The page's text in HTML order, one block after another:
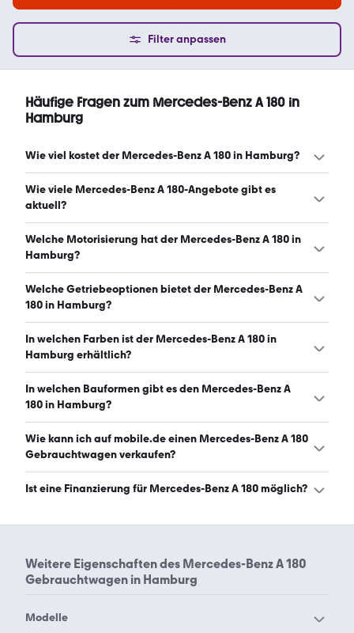
Filter anpassen
Häufige Fragen zum Mercedes-Benz A 180 in
Hamburg
Wie viel kostet der Mercedes-Benz A 180 in Hamburg?
Ein guter Preis für einen Mercedes-Benz A 180 in Hamburg
liegt zwischen 7.924 € und 24.822 €. (Stand: 7.8.2026)
Wie viele Mercedes-Benz A 180-Angebote gibt es
aktuell?
Es gibt insgesamt 142 Mercedes-Benz A 180 bei
mobile.de, davon 142 Gebraucht- und 0 Neuwagen.
Welche Motorisierung hat der Mercedes-Benz A 180 in
Hamburg?
Der Mercedes-Benz A 180 in Hamburg hat Leistungen
zwischen 109 und 136 PS. (Stand: 7.8.2026)
Welche Getriebeoptionen bietet der Mercedes-Benz A
180 in Hamburg?
Der Mercedes-Benz A 180 in Hamburg ist mit
automatischem und manuellem Getriebe erhältlich.
In welchen Farben ist der Mercedes-Benz A 180 in
Hamburg erhältlich?
Den Mercedes-Benz A 180 in Hamburg gibt es in
folgenden Farben: schwarz, grau, weiß, silber, rot, blau,
7.8.2026)
In welchen Bauformen gibt es den Mercedes-Benz A
180 in Hamburg?
Den Mercedes-Benz A 180 in Hamburg gibt es in
folgenden Bauformen: Limousine. (Stand: 7.8.2026)
Wie kann ich auf mobile.de einen Mercedes-Benz A 180
Gebrauchtwagen verkaufen?
Alle Informationen zum Verkauf an mobile.de-
Ist eine Finanzierung für Mercedes-Benz A 180 möglich?
jeweiligen Angebotsseite berechnet werden.
Weitere Eigenschaften des Mercedes-Benz A 180
Gebrauchtwagen in Hamburg
Modelle